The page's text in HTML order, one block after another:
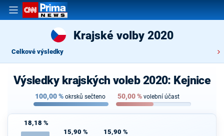
Krajské volby 2020
Celkové výsledky
Výsledky krajských voleb 2020: Kejnice
100,00% okrsků sečteno 50,00% volební účast
18,18 %
15,90 % 15,90 %